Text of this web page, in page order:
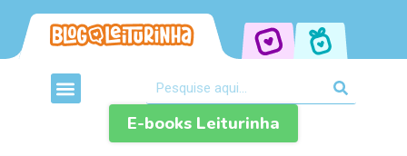
E-books Leiturinha